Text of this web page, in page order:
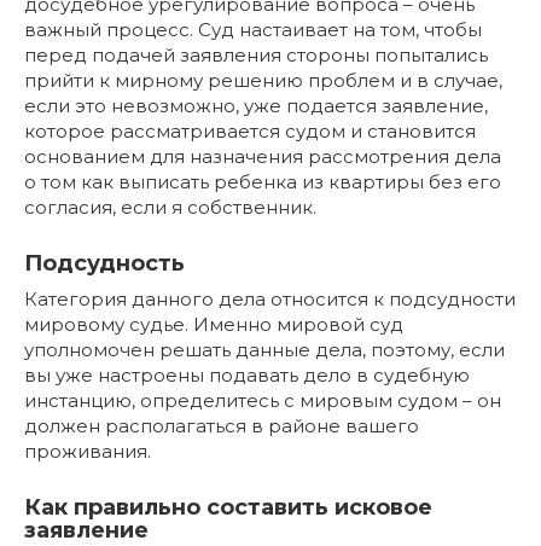
важный процесс. Суд настаивает на том, чтобы
перед подачей заявления стороны попытались
прийти к мирному решению проблем и в случае,
если это невозможно, уже подается заявление,
которое рассматривается судом и становится
основанием для назначения рассмотрения дела
о том как выписать ребенка из квартиры без его
согласия, если я собственник.
Подсудность
Категория данного дела относится к подсудности
мировому судье. Именно мировой суд
уполномочен решать данные дела, поэтому, если
вы уже настроены подавать дело в судебную
инстанцию, определитесь с мировым судом – он
должен располагаться в районе вашего
проживания.
Как правильно составить исковое
заявление